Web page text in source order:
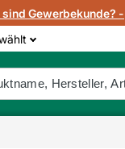
sind Gewerbekunde?